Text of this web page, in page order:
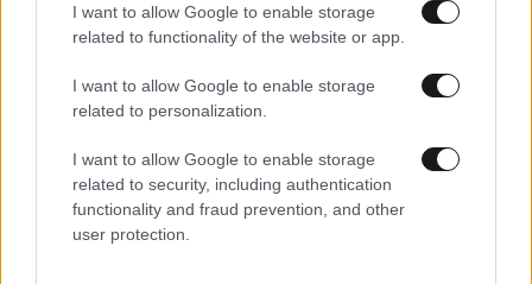
I want to allow Google to enable storage
related to functionality of the website or app.
I want to allow Google to enable storage
related to personalization.
I want to allow Google to enable storage
related to security, including authentication
functionality and fraud prevention, and other
user protection.